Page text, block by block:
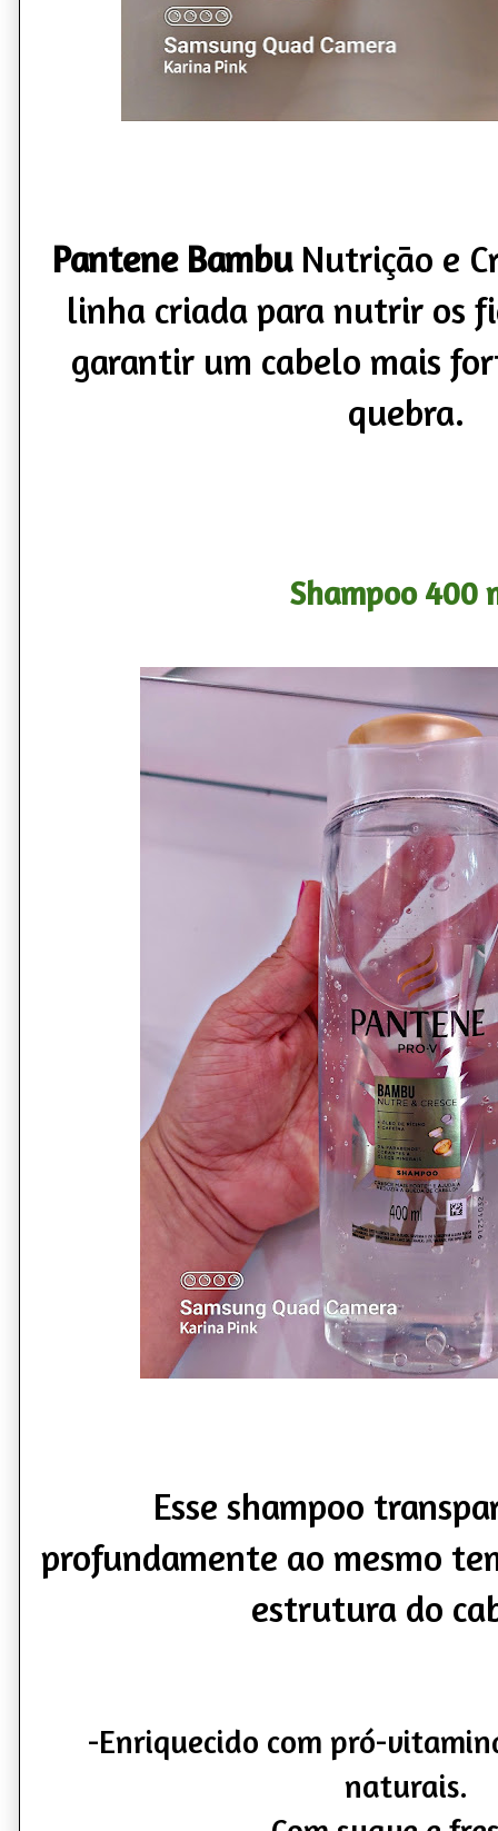
Pantene BambuNutrição e
linha criada para nutrir os
garantir um cabelo mais
quebra.
Shampoo 400
Esse shampoo
profundamente ao mesmo
estrutura do
-Enriquecido com pró-
naturais.